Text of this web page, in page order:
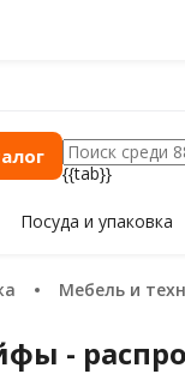
{{tab}}
Посуда и упаковка
Мебель и
-